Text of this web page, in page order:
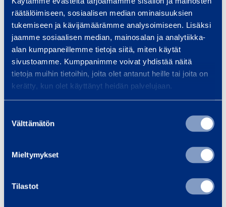
räätälöimiseen, sosiaalisen median ominaisuuksien
tukemiseen ja kävijämäärämme analysoimiseen. Lisäksi
jaamme sosiaalisen median, mainosalan ja analytiikka-
alan kumppaneillemme tietoja siitä, miten käytät
sivustoamme. Kumppanimme voivat yhdistää näitä
tietoja muihin tietoihin, joita olet antanut heille tai joita on
kerätty, kun olet käyttänyt heidän palvelujaan.
valinta
Välttämätön
Mieltymykset
Tilastot
u
b
a
l
k
v
a
Skjutbalkvagn
3 t
HAKLIFT SIVA30HL
Min strålbredd:
Max strålbredd
31,03 €
k
a
g
n
5
t
Balkvagn 5 t
5000 kg
(
VAT